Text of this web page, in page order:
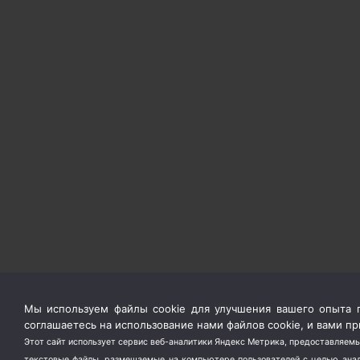
Мы используем файлы cookie для улучшения вашего опыта
соглашаетесь на использование нами файлов cookie, и вами
Этот сайт использует сервис веб-аналитики Яндекс Метрика,